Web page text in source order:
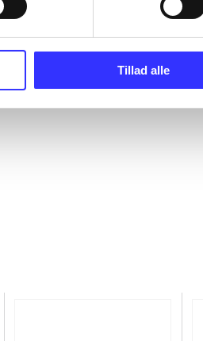
Tillad alle